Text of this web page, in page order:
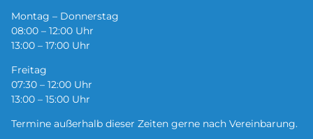
Montag – Donnerstag
08:00 – 12:00 Uhr
13:00 – 17:00 Uhr
Freitag
07:30 – 12:00 Uhr
13:00 – 15:00 Uhr
Termine außerhalb dieser Zeiten gerne nach Vereinbarung.